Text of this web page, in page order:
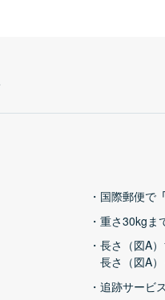
国際郵便で
重さ30kgま
長さ（図A
長さ（図A
追跡サービ